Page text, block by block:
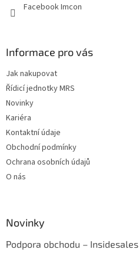
Facebook Imcon
Informace pro vás
Jak nakupovat
Řídicí jednotky MRS
Novinky
Kariéra
Kontaktní údaje
Obchodní podmínky
Ochrana osobních údajů
O nás
Novinky
Podpora obchodu – Insidesales